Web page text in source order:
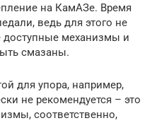
на КамАЗе. Время
ведь для этого не
доступные механизмы и
смазаны.
для упора, например,
не рекомендуется – это
соответственно,